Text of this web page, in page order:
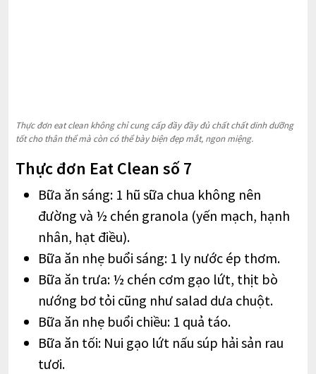
Thực đơn eat clean không chỉ cung cấp đầy đầy đủ chất chất dinh dưỡng
tốt cho thân thể mà còn có thể bày biện đẹp mắt, ngon miệng.
Thực đơn Eat Clean số 7
Bữa ăn sáng: 1 hũ sữa chua không nên
đường và ½ chén granola (yến mạch, hạnh
nhân, hạt điều).
Bữa ăn nhẹ buổi sáng: 1 ly nước ép thơm.
Bữa ăn trưa: ½ chén cơm gạo lứt, thịt bò
nướng bơ tỏi cũng như salad dưa chuột.
Bữa ăn nhẹ buổi chiều: 1 quả táo.
Bữa ăn tối: Nui gạo lứt nấu súp hải sản rau
tươi.